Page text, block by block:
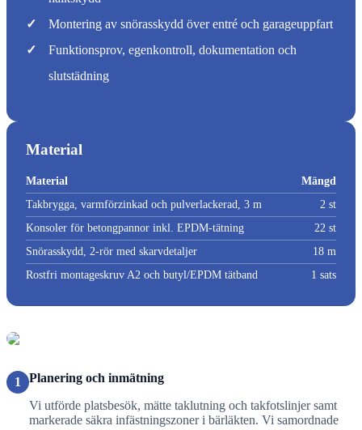
✓
Montering av snörasskydd över entré och garageuppfart
✓
Funktionsprov, egenkontroll, dokumentation och
slutstädning
Material
Material
Mängd
Takbrygga, varmförzinkad och pulverlackerad, 3 m
2 st
Konsoler för betongpannor inkl. EPDM-tätning
22 st
Snörasskydd, 2-rör med skarvdetaljer
18 m
Rostfri montageskruv A2 och butyl/EPDM tätband
1 sats
1
Planering och inmätning
Vi utförde platsbesök, mätte taklutning och takfotslinjer samt
markerade säkra infästningszoner i bärläkten. Vi samordnade